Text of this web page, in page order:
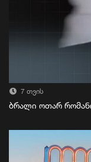
7 თვის
ბრალი ოთარ